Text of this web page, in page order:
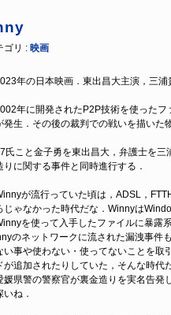
ゴリ : 映画
年の日本映画．東出昌大主演，三浦
年に開発されたP2P技術を使ったフ
発生．その後の裁判での戦いを描いた
こと金子勇を東出昌大，弁護士を三
りに関する事件と同時進行する．
が流行っていた頃は，ADSL，
じゃなかった時代だな．Winnyは
を使って入手したファイルに暴露
のネットワークに流された漏洩事件
い事や使わない・使ってないことを
が追加されたりしていた，そんな時代
県警の警察官が裏金造りを実名告発
いね．